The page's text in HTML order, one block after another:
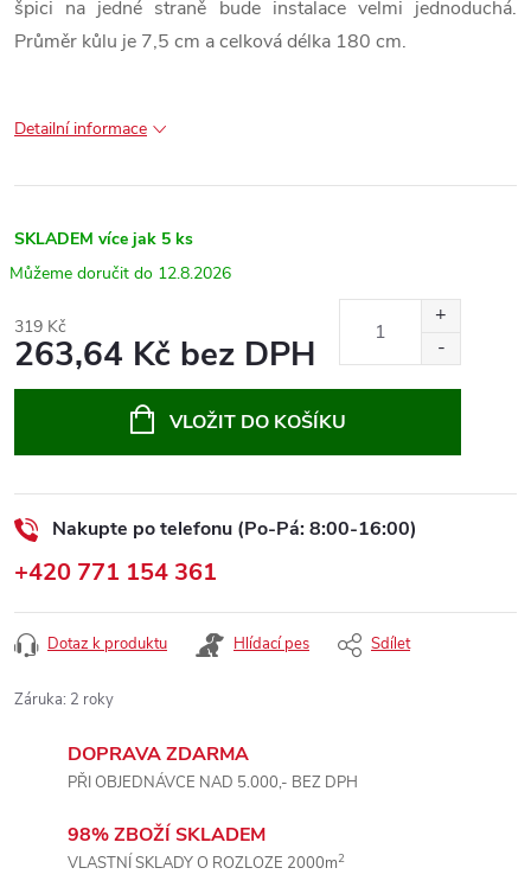
špici na jedné straně bude instalace velmi jednoduchá.
Průměr kůlu je 7,5 cm a celková délka 180 cm.
Detailní informace
SKLADEM více jak 5 ks
12.8.2026
319 Kč
263,64 Kč bez DPH
VLOŽIT DO KOŠÍKU
Nakupte po telefonu (Po-Pá: 8:00-16:00)
+420 771 154 361
Dotaz k produktu Hlídací pes Sdílet
Záruka: 2 roky
DOPRAVA ZDARMA
PŘI OBJEDNÁVCE NAD 5.000,- BEZ DPH
98% ZBOŽÍ SKLADEM
VLASTNÍ SKLADY O ROZLOZE 2000m2